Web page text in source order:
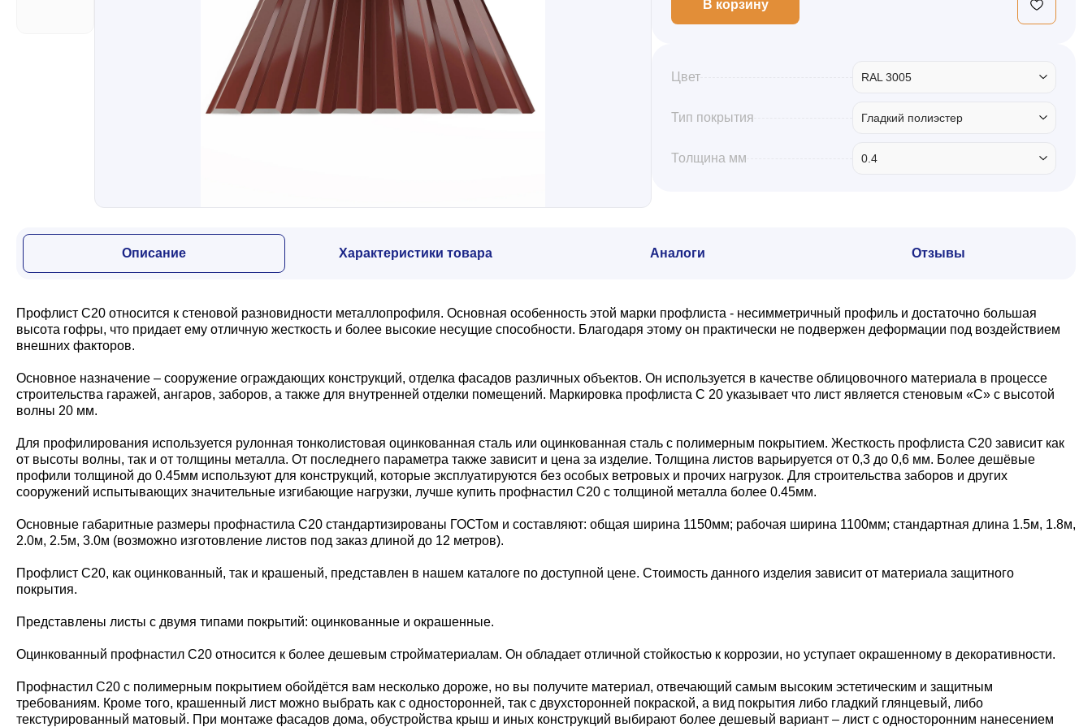
Профили для гипсокартона
Дача и сад
Другие товары
В корзину
Цвет RAL 3005
Тип покрытия Гладкий полиэстер
Толщина мм 0.4
Описание Характеристики товара Аналоги Отзывы
Профлист С20 относится к стеновой разновидности металлопрофиля. Основная особенность этой марки профлиста - несимметричный профиль и достаточно большая
высота гофры, что придает ему отличную жесткость и более высокие несущие способности. Благодаря этому он практически не подвержен деформации под воздействием
внешних факторов.
Основное назначение – сооружение ограждающих конструкций, отделка фасадов различных объектов. Он используется в качестве облицовочного материала в процессе
строительства гаражей, ангаров, заборов, а также для внутренней отделки помещений. Маркировка профлиста С 20 указывает что лист является стеновым «С» с высотой
волны 20 мм.
Для профилирования используется рулонная тонколистовая оцинкованная сталь или оцинкованная сталь с полимерным покрытием. Жесткость профлиста С20 зависит как
от высоты волны, так и от толщины металла. От последнего параметра также зависит и цена за изделие. Толщина листов варьируется от 0,3 до 0,6 мм. Более дешёвые
профили толщиной до 0.45мм используют для конструкций, которые эксплуатируются без особых ветровых и прочих нагрузок. Для строительства заборов и других
сооружений испытывающих значительные изгибающие нагрузки, лучше купить профнастил С20 с толщиной металла более 0.45мм.
Основные габаритные размеры профнастила С20 стандартизированы ГОСТом и составляют: общая ширина 1150мм; рабочая ширина 1100мм; стандартная длина 1.5м, 1.8м,
2.0м, 2.5м, 3.0м (возможно изготовление листов под заказ длиной до 12 метров).
Профлист С20, как оцинкованный, так и крашеный, представлен в нашем каталоге по доступной цене. Стоимость данного изделия зависит от материала защитного
покрытия.
Представлены листы с двумя типами покрытий: оцинкованные и окрашенные.
Оцинкованный профнастил С20 относится к более дешевым стройматериалам. Он обладает отличной стойкостью к коррозии, но уступает окрашенному в декоративности.
Профнастил С20 с полимерным покрытием обойдётся вам несколько дороже, но вы получите материал, отвечающий самым высоким эстетическим и защитным
требованиям. Кроме того, крашенный лист можно выбрать как с односторонней, так с двухсторонней покраской, а вид покрытия либо гладкий глянцевый, либо
текстурированный матовый. При монтаже фасадов дома, обустройства крыш и иных конструкций выбирают более дешевый вариант – лист с односторонним нанесением